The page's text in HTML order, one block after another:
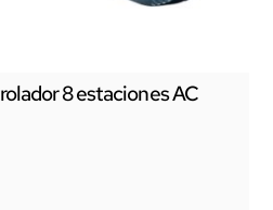
8 estaciones AC